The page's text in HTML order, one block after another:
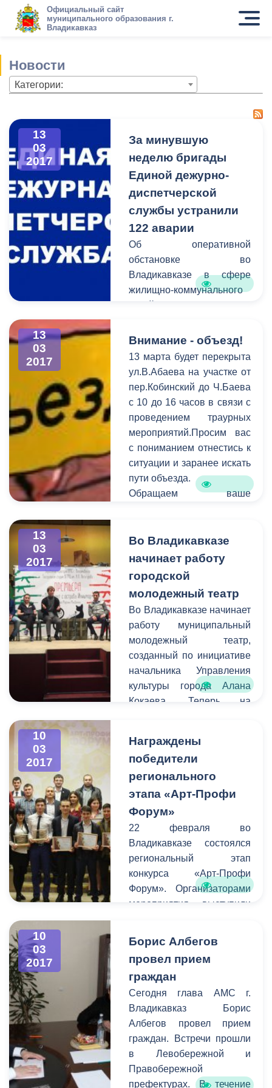
Официальный сайт
муниципального образования г.
Владикавказ
Новости
Категории:
13
03
2017
За минувшую
неделю бригады
Единой дежурно-
диспетчерской
службы устранили
122 аварии
Об оперативной
обстановке во
Владикавказе в сфере
жилищно-коммунального
диспетчерская служба.
В период c 6 по 13 марта
на горячую линию единой
дежурно-диспетчерской
службы поступило 122
оперативном порядке
устраняют проблемы в
сфере ЖКХ.
13
03
2017
Внимание - объезд!
13 марта будет перекрыта
ул.В.Абаева на участке от
пер.Кобинский до Ч.Баева
с 10 до 16 часов в связи с
проведением траурных
мероприятий.Просим вас
с пониманием отнестись к
ситуации и заранее искать
пути объезда.
Обращаем ваше
своевременно сообщать
информацию о
планируемом перекрытии
в администрацию города.
Смысл этого оповещения
состоит в том, чтобы АМС
г. Владикавказ имела
возможность
предупредить остальных
граждан города о
временных неудобствах
13
03
2017
Во Владикавказе
начинает работу
городской
молодежный театр
Во Владикавказе начинает
работу муниципальный
молодежный театр,
созданный по инициативе
начальника Управления
культуры города Алана
Кокаева. Теперь на
Павленко молодые
актеры и режиссеры
смогут воплощать свои
самые смелые творческие
идеи и замыслы.
Накануне на этой сцене
прошло первое
мероприятие - премьера
спектакля «Лейтенант с
острова Инишмор»
ирландского драматурга
Мартина Макдонаха.
10
03
2017
Награждены
победители
регионального
этапа «Арт-Профи
Форум»
22 февраля во
Владикавказе состоялся
региональный этап
конкурса «Арт-Профи
Форум». Организаторами
мероприятия выступили
Молодёжи и Комитет
молодежной политики,
физической культуры и
спорта АМС. В
соревновании приняли
участие студенты 16-ти
республиканских
профессиональных
образовательных
учреждений. Сегодня в
10
03
2017
Борис Албегов
провел прием
граждан
Сегодня глава АМС г.
Владикавказ Борис
Албегов провел прием
граждан. Встречи прошли
в Левобережной и
Правобережной
префектурах. В течение